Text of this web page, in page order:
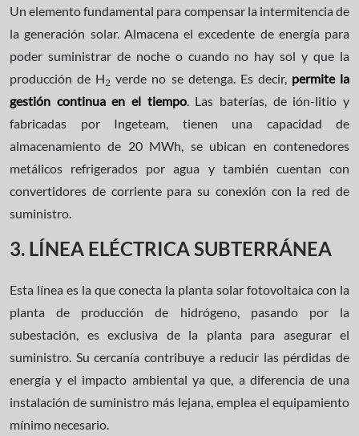
Un elemento fundamental para compensar la intermitencia de
la generación solar. Almacena el excedente de energía para
poder suministrar de noche o cuando no hay sol y que la
producción de H2 verde no se detenga. Es decir, permite la
gestión continua en el tiempo. Las baterías, de ión-litio y
fabricadas por Ingeteam, tienen una capacidad de
almacenamiento de 20 MWh, se ubican en contenedores
metálicos refrigerados por agua y también cuentan con
convertidores de corriente para su conexión con la red de
suministro.
3. LÍNEA ELÉCTRICA SUBTERRÁNEA
Esta línea es la que conecta la planta solar fotovoltaica con la
planta de producción de hidrógeno, pasando por la
subestación, es exclusiva de la planta para asegurar el
suministro. Su cercanía contribuye a reducir las pérdidas de
energía y el impacto ambiental ya que, a diferencia de una
instalación de suministro más lejana, emplea el equipamiento
mínimo necesario.